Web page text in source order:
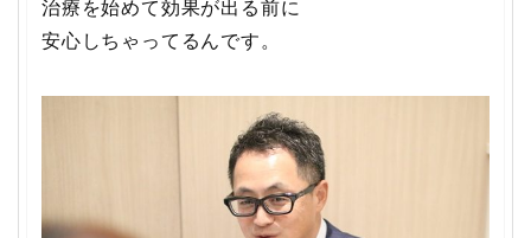
治療を始めて効果が出る前に
安心しちゃってるんです。